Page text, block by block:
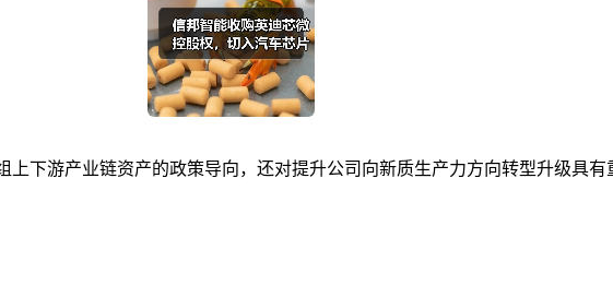
下游产业链资产的政策导向，还对提升公司向新质生产力方向转型升级具有